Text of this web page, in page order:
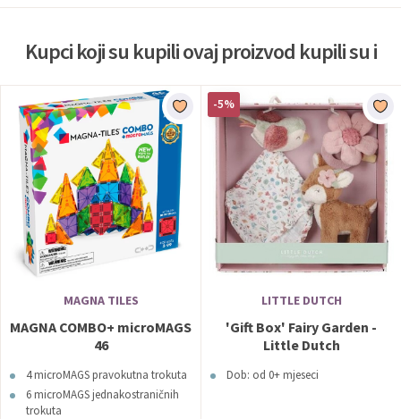
Kupci koji su kupili ovaj proizvod kupili su i
MAGNA TILES
MAGNA COMBO+ microMAGS
46
4 microMAGS pravokutna trokuta
6 microMAGS jednakostraničnih
trokuta
-5%
LITTLE DUTCH
'Gift Box' Fairy Garden -
Little Dutch
Dob: od 0+ mjeseci